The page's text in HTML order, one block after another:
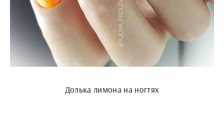
Долька лимона на ногтях